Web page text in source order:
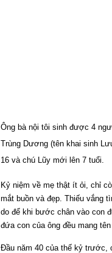
Ông bà nội tôi sinh được 4
Trùng Dương (tên khai sinh
16 và chú Lũy mới lên 7 tuổi.
Kỷ niệm về mẹ thật ít ỏi, chỉ
mắt buồn và đẹp. Thiếu vắng
do để khi bước chân vào con
đứa con của ông đều mang
Đầu năm 40 của thế kỷ trước,